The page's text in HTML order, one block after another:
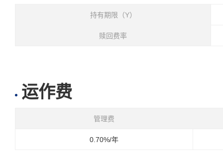
持有期限（Y）
赎回费率
运作费
管理费
0.70%/年